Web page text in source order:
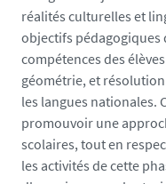
1
4
réalités culturelles et
objectifs pédagogiques
compétences des
géométrie, et
les langues nationales.
promouvoir une
scolaires, tout en
les activités de cette